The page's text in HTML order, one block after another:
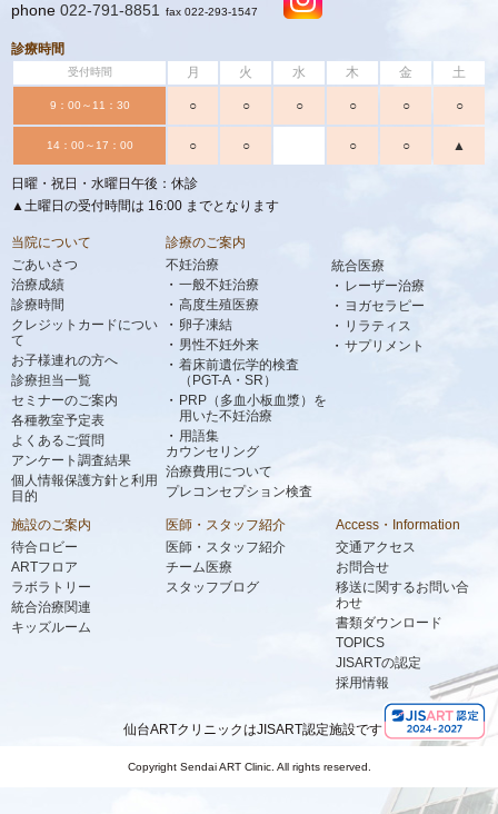
phone 022-791-8851 fax 022-293-1547
診療時間
受付時間 月 火 水 木 金 土
9：00～11：30 ○ ○ ○ ○ ○ ○
14：00～17：00 ○ ○ ○ ○ ▲
日曜・祝日・水曜日午後：休診
▲土曜日の受付時間は 16:00 までとなります
当院について
ごあいさつ
治療成績
診療時間
クレジットカードについ
て
お子様連れの方へ
診療担当一覧
セミナーのご案内
各種教室予定表
よくあるご質問
アンケート調査結果
個人情報保護方針と利用
目的
診療のご案内
不妊治療
一般不妊治療
高度生殖医療
卵子凍結
男性不妊外来
着床前遺伝学的検査
（PGT-A・SR）
PRP（多血小板血漿）を
用いた不妊治療
用語集
カウンセリング
治療費用について
プレコンセプション検査
統合医療
レーザー治療
ヨガセラピー
リラティス
サプリメント
施設のご案内
待合ロビー
ARTフロア
ラボラトリー
統合治療関連
キッズルーム
医師・スタッフ紹介
医師・スタッフ紹介
チーム医療
スタッフブログ
Access・Information
交通アクセス
お問合せ
移送に関するお問い合
わせ
書類ダウンロード
TOPICS
JISARTの認定
採用情報
仙台ARTクリニックはJISART認定施設です
Copyright Sendai ART Clinic. All rights reserved.